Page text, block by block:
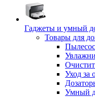
Гаджеты и умный
Товары для
Уход за
Умный